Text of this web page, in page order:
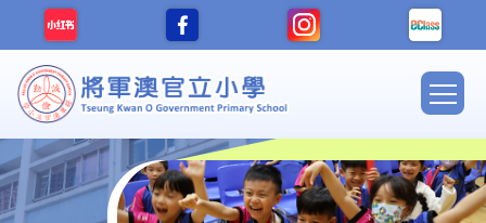
移至主內容
Main